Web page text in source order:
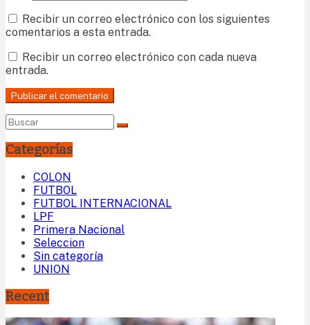
Recibir un correo electrónico con los siguientes
comentarios a esta entrada.
Recibir un correo electrónico con cada nueva
entrada.
Categorías
COLON
FUTBOL
FUTBOL INTERNACIONAL
LPF
Primera Nacional
Seleccion
Sin categoría
UNION
Recent